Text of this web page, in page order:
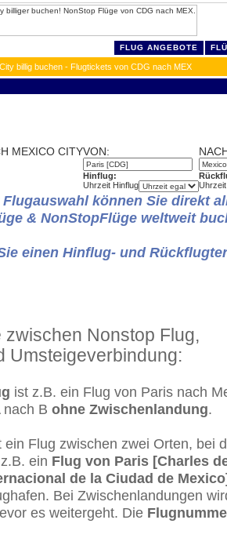
FLUG ANGEBOTE
billig buchen - Flugtickets von CDG nach MEX
MEXICO CITYVON:
Hinflug:
Uhrzeit Hinflug
können Sie direkt
& NonStopFlüge weltweit
einen Hinflug- und
zwischen Nonstop Flug,
Umsteigeverbindung:
ist z.B. ein Flug von Paris nach
nach B ohne Zwischenlandung.
ein Flug zwischen zwei Orten, bei
ein Flug von Paris [Charles
de la Ciudad de
Bei Zwischenlandungen
es weitergeht. Die